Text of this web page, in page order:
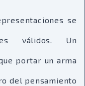
se
válidos. Un
portar un arma
del pensamiento